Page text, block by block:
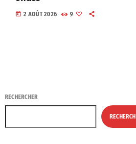
today 2 AOÛT 2026 9
RECHERCHER